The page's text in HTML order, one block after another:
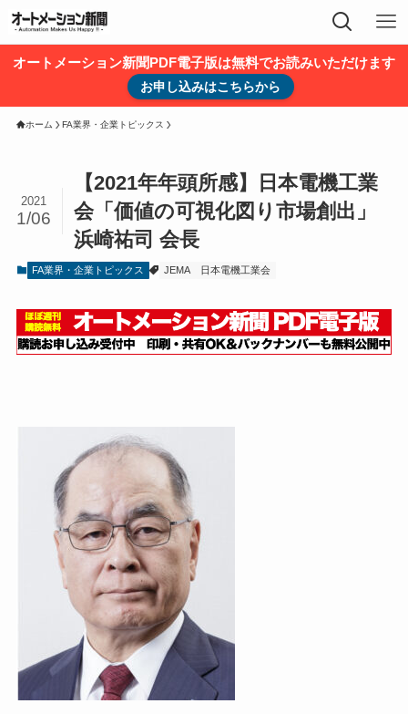
オートメーション新聞PDF電子版は無料でお読みいただけます
お申し込みはこちらから
ホーム FA業界・企業トピックス
【2021年年頭所感】日本電機工業
会「価値の可視化図り市場創出」
浜崎祐司 会長
2021
1/06
FA業界・企業トピックス JEMA 日本電機工業会